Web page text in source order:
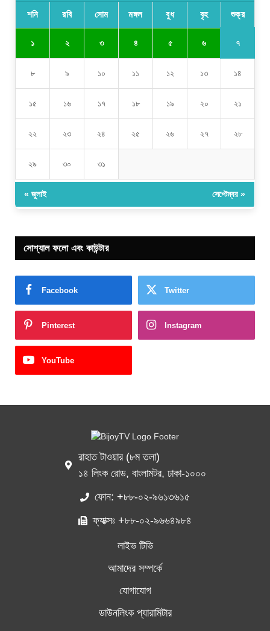
শনি রবি সোম মঙ্গল বুধ বৃহ শুক্র
১ ২ ৩ ৪ ৫ ৬ ৭
৮ ৯ ১০ ১১ ১২ ১৩ ১৪
১৫ ১৬ ১৭ ১৮ ১৯ ২০ ২১
২২ ২৩ ২৪ ২৫ ২৬ ২৭ ২৮
২৯ ৩০ ৩১
« জুলাই সেপ্টেম্বর »
সোশ্যাল ফলো এবং কাউন্টার
Facebook Twitter
Pinterest Instagram
YouTube
রাহাত টাওয়ার (৮ম তলা)
১৪ লিংক রোড, বাংলামটর, ঢাকা-১০০০
ফোন: +৮৮-০২-৯৬১৩৬১৫
ফ্যাক্সঃ +৮৮-০২-৯৬৬৪৯৮৪
লাইভ টিভি
আমাদের সম্পর্কে
যোগাযোগ
ডাউনলিংক প্যারামিটার